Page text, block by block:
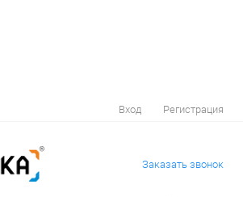
Вход Регистрация
Заказать звонок